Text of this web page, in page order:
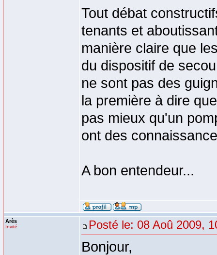
Tout débat
tenants et
manière claire que
du dispositif de
ne sont pas des
la première à dire
pas mieux qu'un
ont des
A bon entendeur...
Arès
Invité Posté le: 08 Aoû 2009,
Bonjour,